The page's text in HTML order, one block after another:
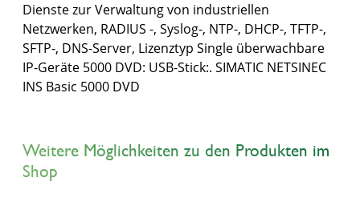
Dienste zur Verwaltung von industriellen
Netzwerken, RADIUS -, Syslog-, NTP-, DHCP-, TFTP-,
SFTP-, DNS-Server, Lizenztyp Single überwachbare
IP-Geräte 5000 DVD: USB-Stick:. SIMATIC NETSINEC
INS Basic 5000 DVD
Weitere Möglichkeiten zu den Produkten im
Shop